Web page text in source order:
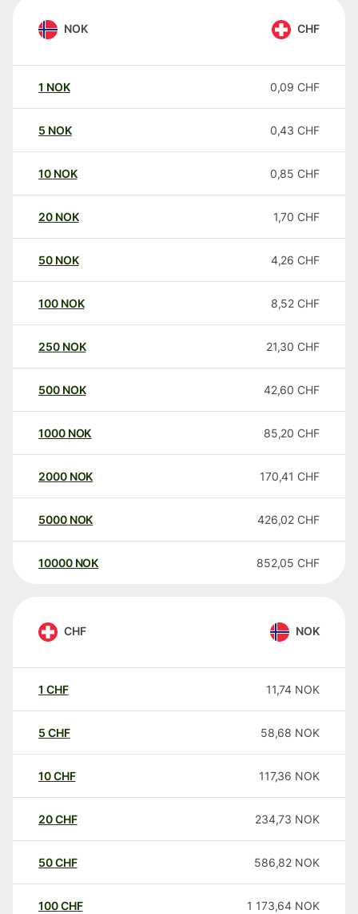
NOK CHF
1 NOK 0,09 CHF
5 NOK 0,43 CHF
10 NOK 0,85 CHF
20 NOK 1,70 CHF
50 NOK 4,26 CHF
100 NOK 8,52 CHF
250 NOK 21,30 CHF
500 NOK 42,60 CHF
1000 NOK 85,20 CHF
2000 NOK 170,41 CHF
5000 NOK 426,02 CHF
10000 NOK 852,05 CHF
CHF NOK
1 CHF 11,74 NOK
5 CHF 58,68 NOK
10CHF 117,36 NOK
20CHF 234,73 NOK
50CHF 586,82 NOK
100CHF 1 173,64 NOK